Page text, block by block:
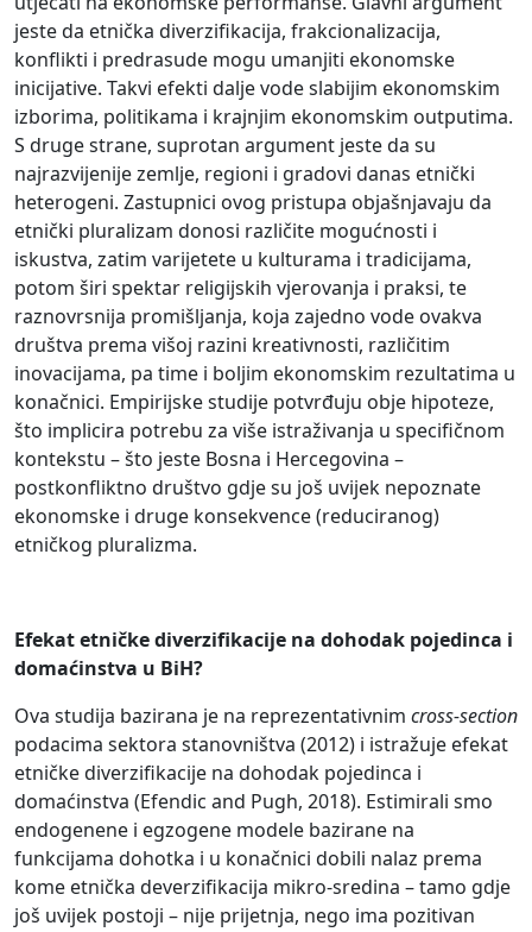
jeste da etnička diverzifikacija, frakcionalizacija,
konflikti i predrasude mogu umanjiti ekonomske
inicijative. Takvi efekti dalje vode slabijim ekonomskim
izborima, politikama i krajnjim ekonomskim outputima.
S druge strane, suprotan argument jeste da su
najrazvijenije zemlje, regioni i gradovi danas etnički
heterogeni. Zastupnici ovog pristupa objašnjavaju da
etnički pluralizam donosi različite mogućnosti i
iskustva, zatim varijetete u kulturama i tradicijama,
potom širi spektar religijskih vjerovanja i praksi, te
raznovrsnija promišljanja, koja zajedno vode ovakva
društva prema višoj razini kreativnosti, različitim
inovacijama, pa time i boljim ekonomskim rezultatima u
konačnici. Empirijske studije potvrđuju obje hipoteze,
što implicira potrebu za više istraživanja u specifičnom
kontekstu – što jeste Bosna i Hercegovina –
postkonfliktno društvo gdje su još uvijek nepoznate
ekonomske i druge konsekvence (reduciranog)
etničkog pluralizma.
Efekat etničke diverzifikacije na dohodak pojedinca i
domaćinstva u BiH?
Ova studija bazirana je na reprezentativnim cross-section
podacima sektora stanovništva (2012) i istražuje efekat
etničke diverzifikacije na dohodak pojedinca i
domaćinstva (Efendic and Pugh, 2018). Estimirali smo
endogenene i egzogene modele bazirane na
funkcijama dohotka i u konačnici dobili nalaz prema
kome etnička deverzifikacija mikro-sredina – tamo gdje
još uvijek postoji – nije prijetnja, nego ima pozitivan